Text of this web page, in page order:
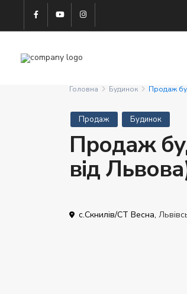
Головна Будинок Продаж
Продаж Будинок
Продаж
від
c.Скнилів/СТ Весна,